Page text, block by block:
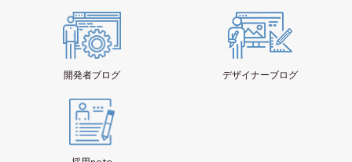
開発者ブログ デザイナーブログ